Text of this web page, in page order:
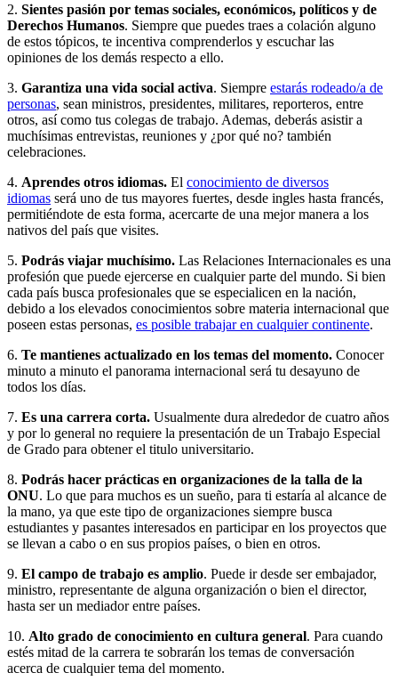
2. Sientes pasión por temas sociales, económicos, políticos y de
Derechos Humanos. Siempre que puedes traes a colación alguno
de estos tópicos, te incentiva comprenderlos y escuchar las
opiniones de los demás respecto a ello.
3. Garantiza una vida social activa. Siempre estarás rodeado/a de
personas, sean ministros, presidentes, militares, reporteros, entre
otros, así como tus colegas de trabajo. Ademas, deberás asistir a
muchísimas entrevistas, reuniones y ¿por qué no? también
celebraciones.
4. Aprendes otros idiomas. El conocimiento de diversos
idiomas será uno de tus mayores fuertes, desde ingles hasta francés,
permitiéndote de esta forma, acercarte de una mejor manera a los
nativos del país que visites.
5. Podrás viajar muchísimo. Las Relaciones Internacionales es una
profesión que puede ejercerse en cualquier parte del mundo. Si bien
cada país busca profesionales que se especialicen en la nación,
debido a los elevados conocimientos sobre materia internacional que
poseen estas personas, es posible trabajar en cualquier continente.
6. Te mantienes actualizado en los temas del momento. Conocer
minuto a minuto el panorama internacional será tu desayuno de
todos los días.
7. Es una carrera corta. Usualmente dura alrededor de cuatro años
y por lo general no requiere la presentación de un Trabajo Especial
de Grado para obtener el titulo universitario.
8. Podrás hacer prácticas en organizaciones de la talla de la
ONU. Lo que para muchos es un sueño, para ti estaría al alcance de
la mano, ya que este tipo de organizaciones siempre busca
estudiantes y pasantes interesados en participar en los proyectos que
se llevan a cabo o en sus propios países, o bien en otros.
9. El campo de trabajo es amplio. Puede ir desde ser embajador,
ministro, representante de alguna organización o bien el director,
hasta ser un mediador entre países.
10. Alto grado de conocimiento en cultura general. Para cuando
estés mitad de la carrera te sobrarán los temas de conversación
acerca de cualquier tema del momento.